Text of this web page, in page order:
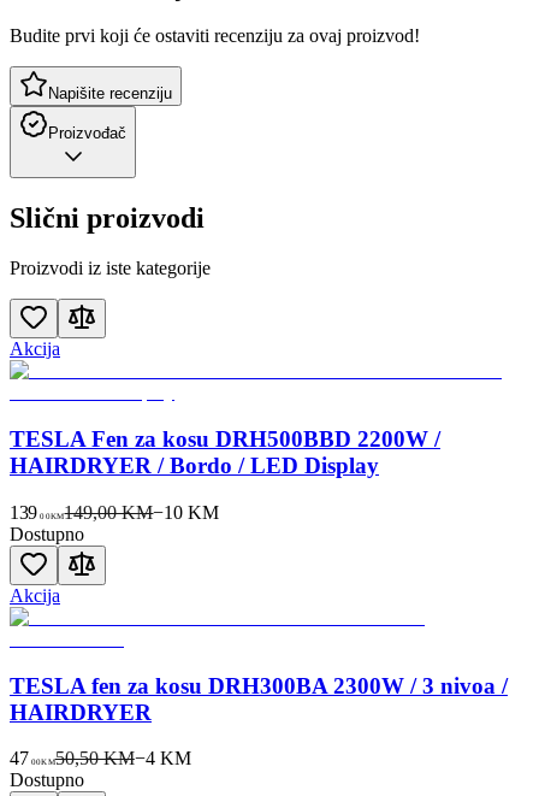
Budite prvi koji će ostaviti recenziju za ovaj proizvod!
Napišite recenziju
Proizvođač
Slični proizvodi
Proizvodi iz iste kategorije
Akcija
TESLA Fen za kosu DRH500BBD 2200W /
HAIRDRYER / Bordo / LED Display
139 00KM149,00 KM−10 KM
Dostupno
Akcija
TESLA fen za kosu DRH300BA 2300W / 3 nivoa /
HAIRDRYER
47 00KM50,50 KM−4KM
Dostupno